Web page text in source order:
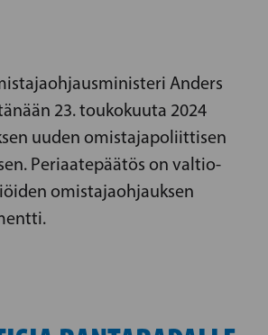
Anders
23. toukokuuta 2024
uuden omistajapoliittisen
Periaatepäätös on valtio-
omistajaohjauksen